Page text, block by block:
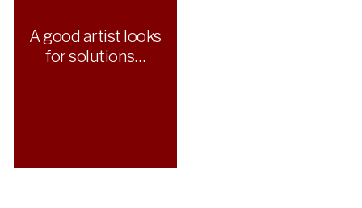
A good artist looks
for solutions…